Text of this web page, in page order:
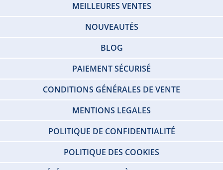
MEILLEURES VENTES
NOUVEAUTÉS
BLOG
PAIEMENT SÉCURISÉ
CONDITIONS GÉNÉRALES DE VENTE
MENTIONS LEGALES
POLITIQUE DE CONFIDENTIALITÉ
POLITIQUE DES COOKIES